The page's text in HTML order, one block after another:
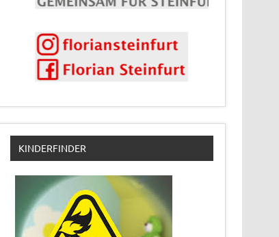
KINDERFINDER